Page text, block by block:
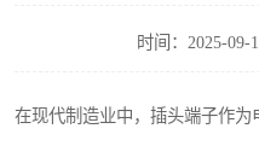
时间：2025-09-
在现代制造业中，插头端子作
紫铜产品激光焊接
水冷波纹管焊接